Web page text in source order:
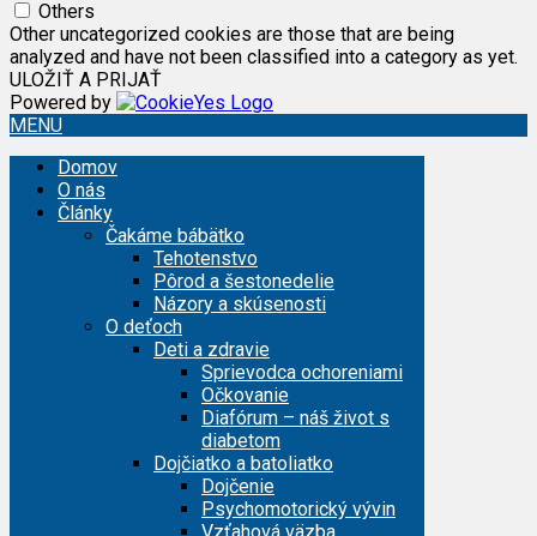
Others
Other uncategorized cookies are those that are being
analyzed and have not been classified into a category as yet.
ULOŽIŤ A PRIJAŤ
Powered by
MENU
Domov
O nás
Články
Čakáme bábätko
Tehotenstvo
Pôrod a šestonedelie
Názory a skúsenosti
O deťoch
Deti a zdravie
Sprievodca ochoreniami
Očkovanie
Diafórum – náš život s
diabetom
Dojčiatko a batoliatko
Dojčenie
Psychomotorický vývin